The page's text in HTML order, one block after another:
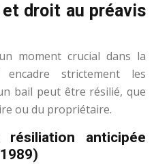
droit au préavis
moment crucial dans la
strictement les
bail peut être résilié, que
ou du propriétaire.
anticipée